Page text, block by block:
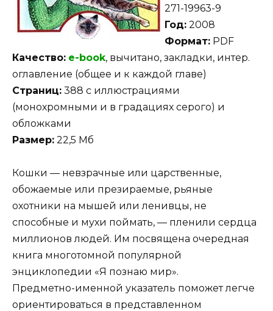
271-19963-9
Год: 2008
Формат: PDF
Качество: e-bоok, вычитано, закладки, интер.
оглавление (общее и к каждой главе)
Страниц: 388 с иллюстрациями
(монохромными и в градациях серого) и
обложками
Размер: 22,5 Мб
Кошки — невзрачные или царственные,
обожаемые или презираемые, рьяные
охотники на мышей или ленивцы, не
способные и мухи поймать, — пленили сердца
миллионов людей. Им посвящена очередная
книга многотомной попу­лярной
энциклопедии «Я познаю мир».
Предметно-именной указатель поможет легче
ориентиро­ваться в представленном